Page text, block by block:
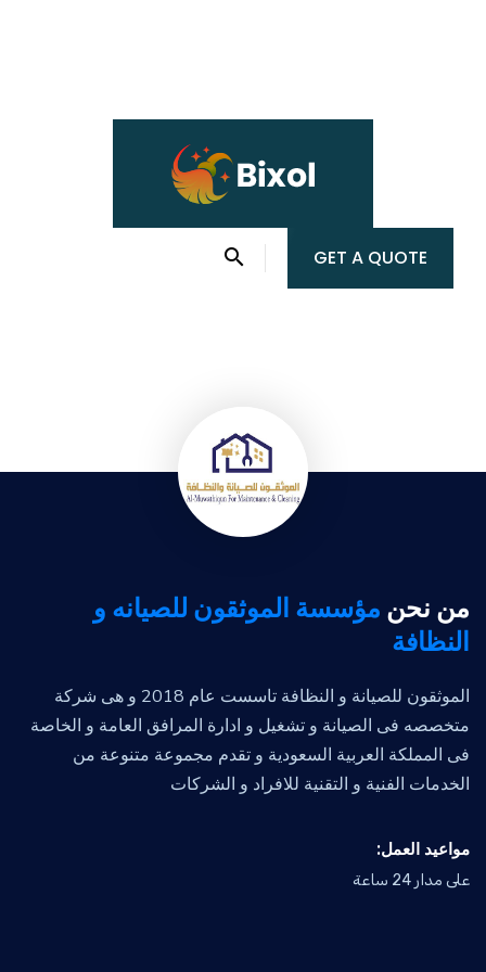
GET A QUOTE
من نحن مؤسسة الموثقون للصيانه و
النظافة
الموثقون للصيانة و النظافة تاسست عام 2018 و هى شركة
متخصصه فى الصيانة و تشغيل و ادارة المرافق العامة و الخاصة
فى المملكة العربية السعودية و تقدم مجموعة متنوعة من
الخدمات الفنية و التقنية للافراد و الشركات
:مواعيد العمل
على مدار 24 ساعة